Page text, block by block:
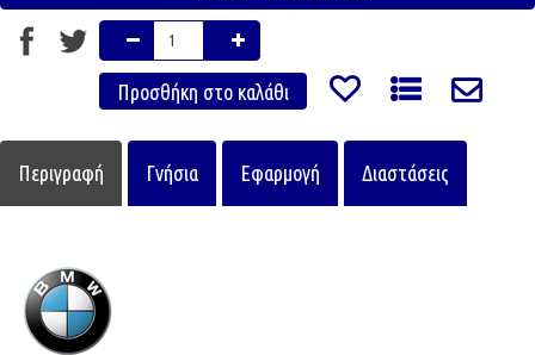
Περιγραφή Γνήσια Εφαρμογή Διαστάσεις